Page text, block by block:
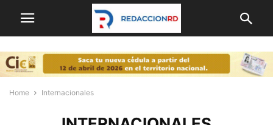
Home Internacionales